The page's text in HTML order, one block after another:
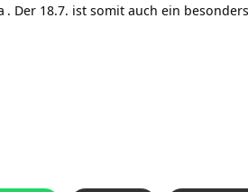
. Der 18.7. ist somit auch ein